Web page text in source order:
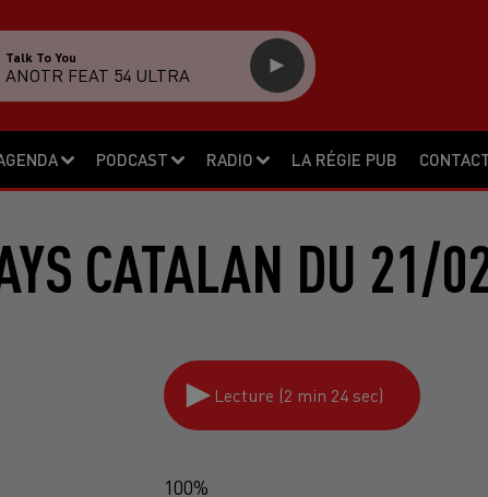
PODCAST RADIO LA RÉGIE PUB
Talk To You
ANOTR FEAT 54 ULTRA
CATALAN DU 21/
Lecture (2 min 24 sec)
100%